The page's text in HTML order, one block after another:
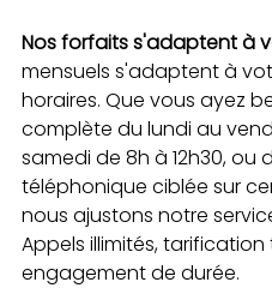
Nos forfaits s'adaptent à
mensuels s'adaptent à
horaires. Que vous ayez
complète du lundi au
samedi de 8h à 12h30, ou
téléphonique ciblée sur
nous ajustons notre
Appels illimités,
engagement de durée.